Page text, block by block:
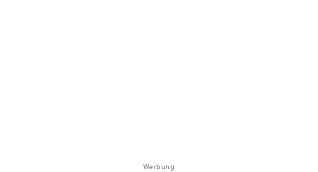
Werbung